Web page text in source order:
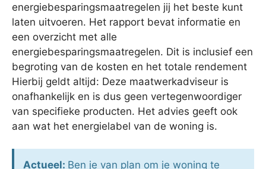
energiebesparingsmaatregelen jij het beste kunt
laten uitvoeren. Het rapport bevat informatie en
een overzicht met alle
energiebesparingsmaatregelen. Dit is inclusief een
begroting van de kosten en het totale rendement
Hierbij geldt altijd: Deze maatwerkadviseur is
onafhankelijk en is dus geen vertegenwoordiger
van specifieke producten. Het advies geeft ook
aan wat het energielabel van de woning is.
Actueel: Ben je van plan om je woning te